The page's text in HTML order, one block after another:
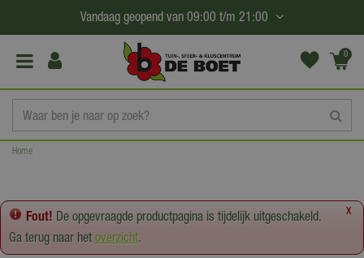
a
Home
Vandaag geopend van 09:00 t/m 21:00
0
(€0,
x
Fout! De opgevraagde productpagina is tijdelijk uitgeschakeld.
Ga terug naar hetoverzicht.